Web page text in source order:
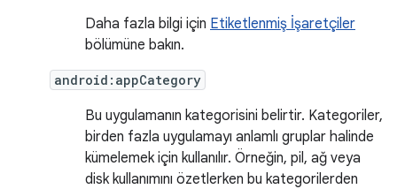
Daha fazla bilgi için Etiketlenmiş İşaretçiler
bölümüne bakın.
android:appCategory
Bu uygulamanın kategorisini belirtir. Kategoriler,
birden fazla uygulamayı anlamlı gruplar halinde
kümelemek için kullanılır. Örneğin, pil, ağ veya
disk kullanımını özetlerken bu kategorilerden